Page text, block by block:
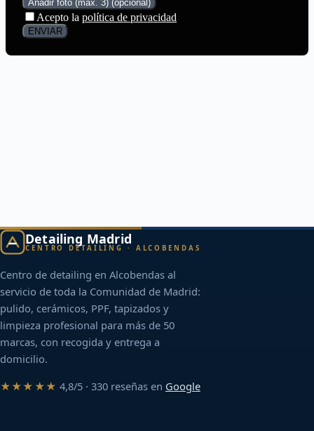
Detailing Madrid
CENTRO DETAILING · ALCOBENDAS
Centro de detailing en Alcobendas al
servicio de toda la Comunidad de Madrid:
pulido, cerámicos, PPF, tapizados y
limpieza profesional para más de 50
marcas, con recogida y entrega a
domicilio.
★★★★★ 4,8/5 · 330 reseñas en Google